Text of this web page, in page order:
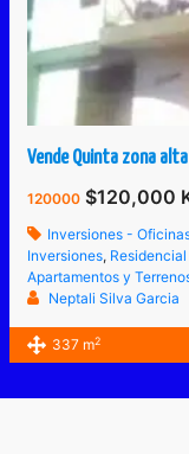
120000 $120,000
Inversiones -
Inversiones,
Apartamentos y
Neptali Silva Garcia
337 m2